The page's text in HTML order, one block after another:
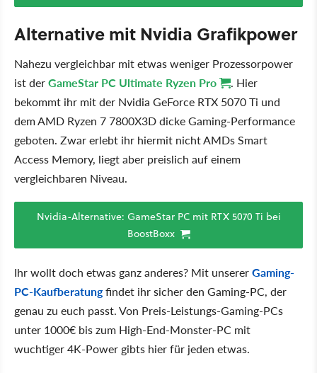
Alternative mit Nvidia Grafikpower
Nahezu vergleichbar mit etwas weniger Prozessorpower
ist derGameStar PC Ultimate Ryzen Pro
. Hier
bekommt ihr mit der Nvidia GeForce RTX 5070 Ti und
dem AMD Ryzen 7 7800X3D dicke Gaming-Performance
geboten. Zwar erlebt ihr hiermit nicht AMDs Smart
Access Memory, liegt aber preislich auf einem
vergleichbaren Niveau.
Nvidia-Alternative: GameStar PC mit RTX 5070 Ti bei
BoostBoxx
Ihr wollt doch etwas ganz anderes? Mit unsererGaming-
PC-Kaufberatungfindet ihr sicher den Gaming-PC, der
genau zu euch passt. Von Preis-Leistungs-Gaming-PCs
unter 1000€ bis zum High-End-Monster-PC mit
wuchtiger 4K-Power gibts hier für jeden etwas.